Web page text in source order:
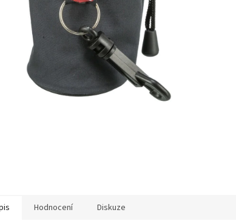
Hodnocení Diskuze